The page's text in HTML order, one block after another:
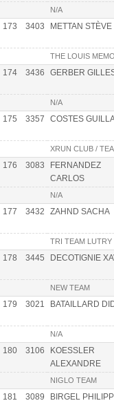
N/A
173 3403 METTAN STÈVE
THE LOUIS
174 3436 GERBER
N/A
175 3357 COSTES
XRUN CLUB /
176 3083
FERNANDEZ
CARLOS
N/A
177 3432 ZAHND SACHA
TRI TEAM LUTRY
178 3445 DECOTIGNIE
NEW TEAM
179 3021 BATAILLARD
N/A
180 3106
KOESSLER
ALEXANDRE
NIGLO TEAM
181 3089 BIRGEL